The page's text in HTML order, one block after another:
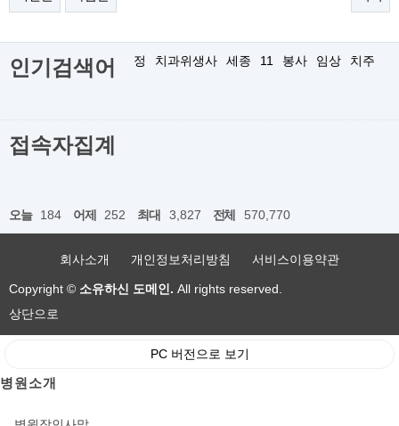
인기검색어 정 치과위생사 세종 11 봉사 임상 치주
접속자집계
오늘 184 어제 252 최대 3,827 전체 570,770
회사소개 개인정보처리방침 서비스이용약관
Copyright © 소유하신 도메인. All rights reserved.
상단으로
PC 버전으로 보기
병원소개